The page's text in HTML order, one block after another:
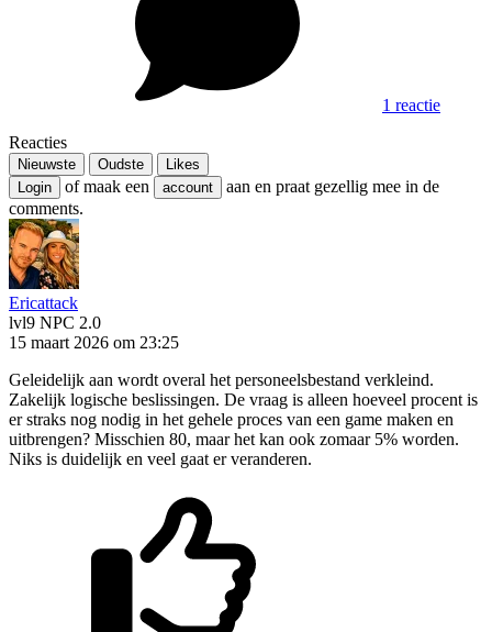
1 reactie
Reacties
Nieuwste Oudste
Likes
Login
of maak een account
aan en praat gezellig mee in de
comments.
Ericattack
lvl9 NPC 2.0
15 maart 2026 om 23:25
Geleidelijk aan wordt overal het personeelsbestand verkleind.
Zakelijk logische beslissingen. De vraag is alleen hoeveel procent is
er straks nog nodig in het gehele proces van een game maken en
uitbrengen? Misschien 80, maar het kan ook zomaar 5% worden.
Niks is duidelijk en veel gaat er veranderen.